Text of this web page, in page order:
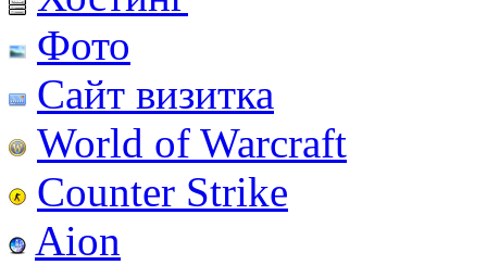
Фото
Сайт визитка
World of Warcraft
Counter Strike
Aion